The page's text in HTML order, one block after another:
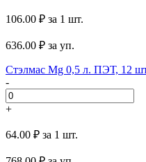
106.00 ₽ за 1 шт.
636.00 ₽ за уп.
Стэлмас Mg 0,5 л. ПЭТ, 12
-
+
64.00 ₽ за 1 шт.